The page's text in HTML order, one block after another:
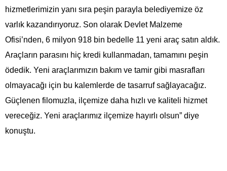
hizmetlerimizin yanı sıra peşin parayla belediyemize öz
varlık kazandırıyoruz. Son olarak Devlet Malzeme
Ofisi’nden, 6 milyon 918 bin bedelle 11 yeni araç satın aldık.
Araçların parasını hiç kredi kullanmadan, tamamını peşin
ödedik. Yeni araçlarımızın bakım ve tamir gibi masrafları
olmayacağı için bu kalemlerde de tasarruf sağlayacağız.
Güçlenen filomuzla, ilçemize daha hızlı ve kaliteli hizmet
vereceğiz. Yeni araçlarımız ilçemize hayırlı olsun” diye
konuştu.